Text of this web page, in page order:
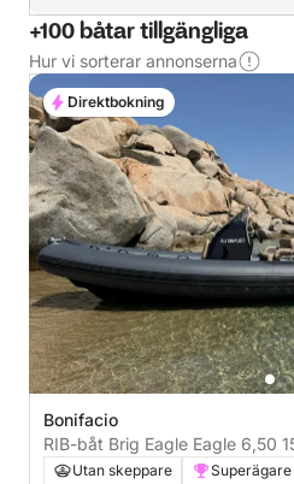
+100 båtar tillgängliga
Hur vi sorterar annonserna
Bonifacio
RIB-
Utan skeppare Superägare
Direktbokning